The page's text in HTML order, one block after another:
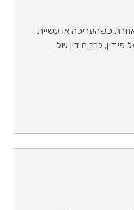
כשהעריכה או עשיית
פי דין, לרבות דין של